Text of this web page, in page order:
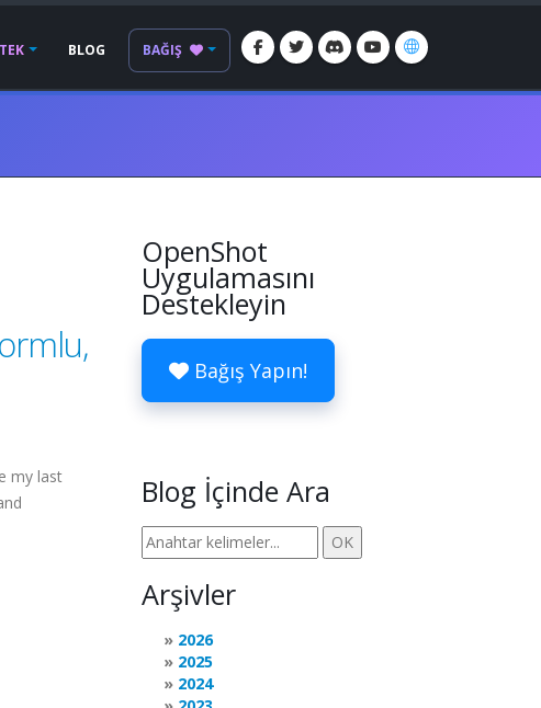
BLOG BAĞIŞ
my last
OpenShot
Uygulamasını
Destekleyin
Bağış Yapın!
Blog İçinde Ara
Arşivler
2026
2025
2024